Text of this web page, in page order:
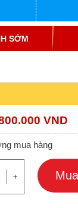
SỚM
VND
mua hàng
+